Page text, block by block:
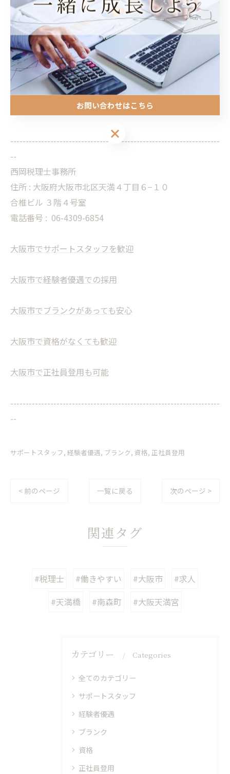
感じ、「働きやすい環境」への投資を決断し、泥臭く物
件を探し回ったからです。
私たちは、スタッフに窮屈な思いをさせながら利益を出
すような経営はしません。 「ここでなら、落ち着いて仕
事に集中できる」 そう思ってもらえる環境づくりには、
これからも妥協しないつもりです。
--------------------------------------------------------------------
--
西岡税理士事務所
住所 : 大阪府大阪市北区天満４丁目６−１０
合椎ビル ３階４号室
電話番号 : 06-4309-6854
大阪市でサポートスタッフを歓迎
大阪市で経験者優遇での採用
大阪市でブランクがあっても安心
大阪市で資格がなくても歓迎
大阪市で正社員登用も可能
--------------------------------------------------------------------
--
サポートスタッフ 経験者優遇 ブランク 資格 正社員登用
< 前のページ 一覧に戻る 次のページ >
関連タグ
#税理士 #働きやすい #大阪市
#求人
#天満橋
#南森町 #大阪天満宮
カテゴリー Categories
全てのカテゴリー
サポートスタッフ
経験者優遇
ブランク
資格
正社員登用
お問い合わせはこちら
お問い合わせはこちら